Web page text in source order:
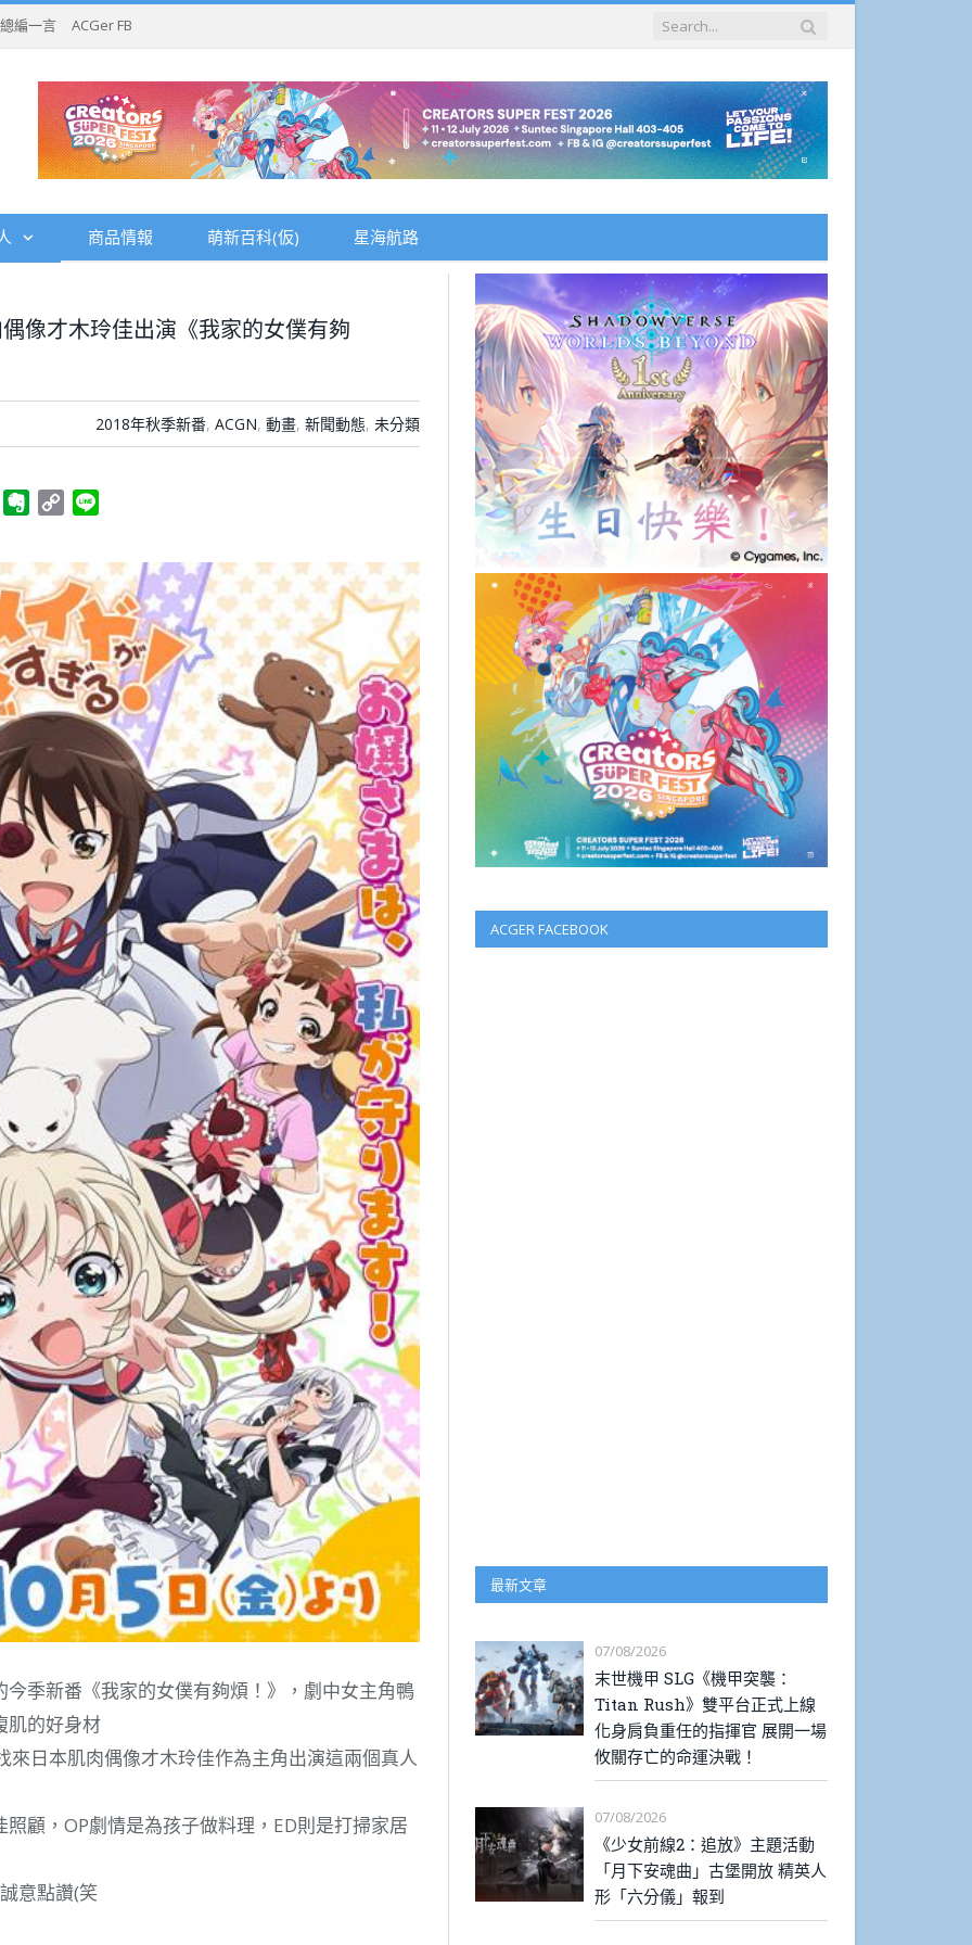
總編一言 ACGer FB
商品情報 萌新百科(仮) 星海航路
像才木玲佳出演《我家的女僕有夠
2018年秋季新番, ACGN, 動畫, 新聞動態, 未分類
TelegramEvernote
Copy
季新番《我家的女僕有夠煩！》，劇中女主角鴨
肌的好身材
來日本肌肉偶像才木玲佳作為主角出演這兩個真人
顧，OP劇情是為孩子做料理，ED則是打掃家居
意點讚(笑
ACGER FACEBOOK
最新文章
07/08/2026
末世機甲 SLG《機甲突襲：
Titan Rush》雙平台正式上線
化身肩負重任的指揮官 展開一場
攸關存亡的命運決戰！
07/08/2026
《少女前線2：追放》主題活動
「月下安魂曲」古堡開放 精英人
形「六分儀」報到